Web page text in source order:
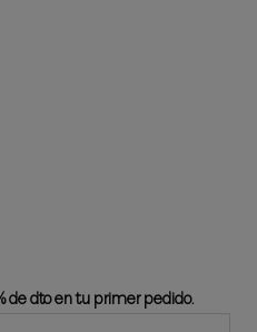
de dto en tu primer pedido.